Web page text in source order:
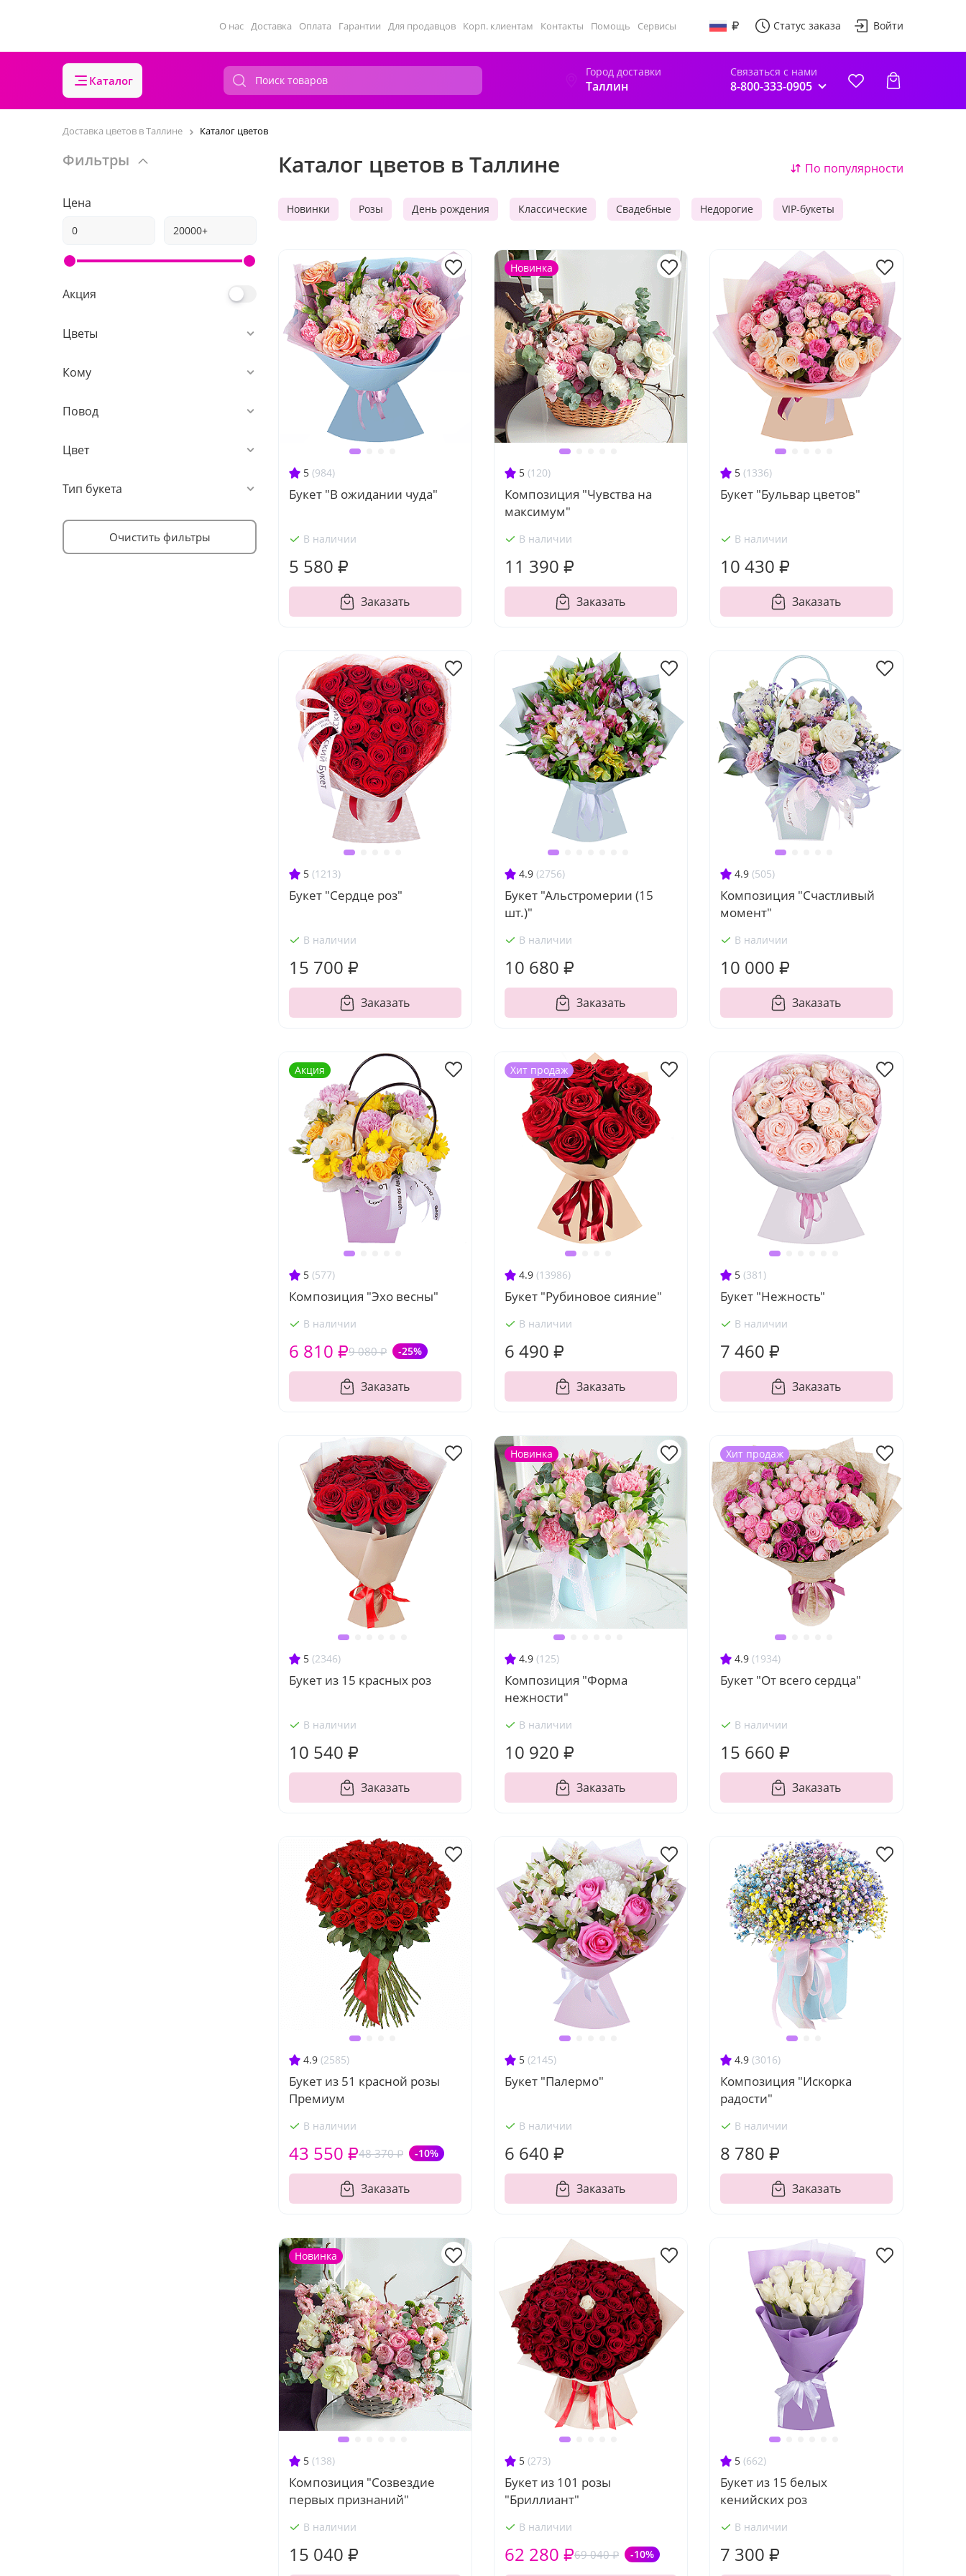
О нас Доставка Оплата Гарантии Для продавцов Корп. клиентам Контакты Помощь Сервисы Статус заказа Войти
Каталог
Город доставки
Таллин
Связаться с нами
8-800-333-0905
Доставка цветов в Таллине Каталог цветов
Фильтры
Цена
Акция
Цветы
Кому
Повод
Цвет
Тип букета
Очистить фильтры
Каталог цветов в Таллине По популярности
Новинки Розы День рождения Классические Свадебные Недорогие VIP-букеты
5 (984)
Букет "В ожидании чуда"
В наличии
5 580 ₽
Заказать
5 (120)
Композиция "Чувства на
максимум"
В наличии
11 390 ₽
Заказать
Новинка
5 (1336)
Букет "Бульвар цветов"
В наличии
10 430 ₽
Заказать
5 (1213)
Букет "Сердце роз"
В наличии
15 700 ₽
Заказать
4.9 (2756)
Букет "Альстромерии (15
шт.)"
В наличии
10 680 ₽
Заказать
4.9 (505)
Композиция "Счастливый
момент"
В наличии
10 000 ₽
Заказать
5 (577)
Композиция "Эхо весны"
В наличии
9 080 ₽ -25%
6 810 ₽
Заказать
Акция
4.9 (13986)
Букет "Рубиновое сияние"
В наличии
6 490 ₽
Заказать
Хит продаж
5 (381)
Букет "Нежность"
В наличии
7 460 ₽
Заказать
5 (2346)
Букет из 15 красных роз
В наличии
10 540 ₽
Заказать
4.9 (125)
Композиция "Форма
нежности"
В наличии
10 920 ₽
Заказать
Новинка
4.9 (1934)
Букет "От всего сердца"
В наличии
15 660 ₽
Заказать
Хит продаж
4.9 (2585)
Букет из 51 красной розы
Премиум
В наличии
48 370 ₽ -10%
43 550 ₽
Заказать
5 (2145)
Букет "Палермо"
В наличии
6 640 ₽
Заказать
4.9 (3016)
Композиция "Искорка
радости"
В наличии
8 780 ₽
Заказать
5 (138)
Композиция "Созвездие
первых признаний"
В наличии
15 040 ₽
Новинка
5 (273)
Букет из 101 розы
"Бриллиант"
В наличии
69 040 ₽ -10%
62 280 ₽
5 (662)
Букет из 15 белых
кенийских роз
В наличии
7 300 ₽